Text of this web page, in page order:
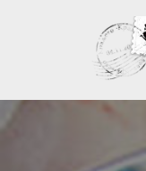
sadržaj